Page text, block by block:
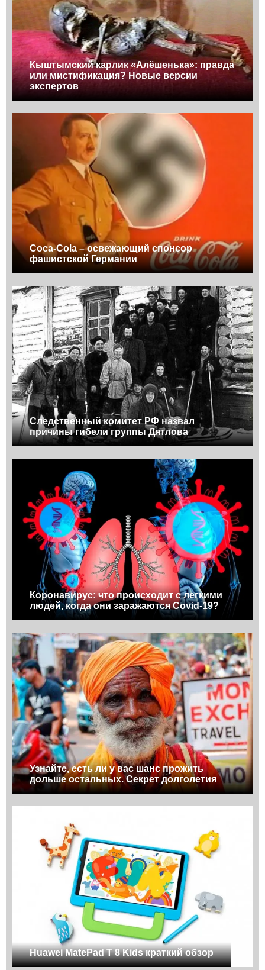
Кыштымский карлик «Алёшенька»: правда
или мистификация? Новые версии
экспертов
Coca-Cola – освежающий спонсор
фашистской Германии
Следственный комитет РФ назвал
причины гибели группы Дятлова
Коронавирус: что происходит с легкими
людей, когда они заражаются Covid-19?
Узнайте, есть ли у вас шанс прожить
дольше остальных. Секрет долголетия
Huawei MatePad T 8 Kids краткий обзор